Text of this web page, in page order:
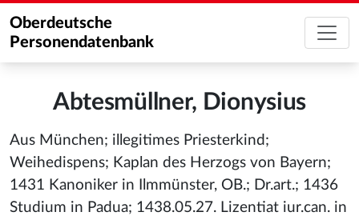
Oberdeutsche
Personendatenbank
Abtesmüllner, Dionysius
Aus München; illegitimes Priesterkind;
Weihedispens; Kaplan des Herzogs von Bayern;
1431 Kanoniker in Ilmmünster, OB.; Dr.art.; 1436
Studium in Padua; 1438.05.27. Lizentiat iur.can. in